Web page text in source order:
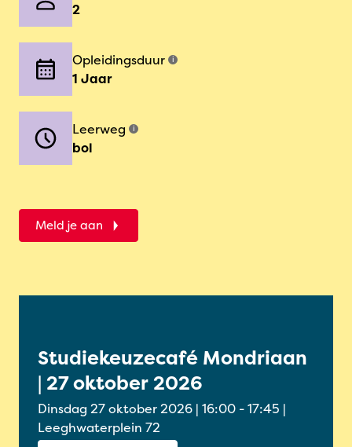
2
Opleidingsduur i
1 Jaar
Leerweg i
bol
Meld je aan
Studiekeuzecafé Mondriaan
| 27 oktober 2026
Dinsdag 27 oktober 2026 | 16:00 - 17:45 |
Leeghwaterplein 72